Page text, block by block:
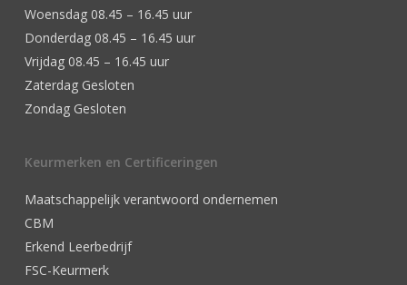
Woensdag 08.45 – 16.45 uur
Donderdag 08.45 – 16.45 uur
Vrijdag 08.45 – 16.45 uur
Zaterdag Gesloten
Zondag Gesloten
Keurmerken en Certificeringen
Maatschappelijk verantwoord ondernemen
CBM
Erkend Leerbedrijf
FSC-Keurmerk